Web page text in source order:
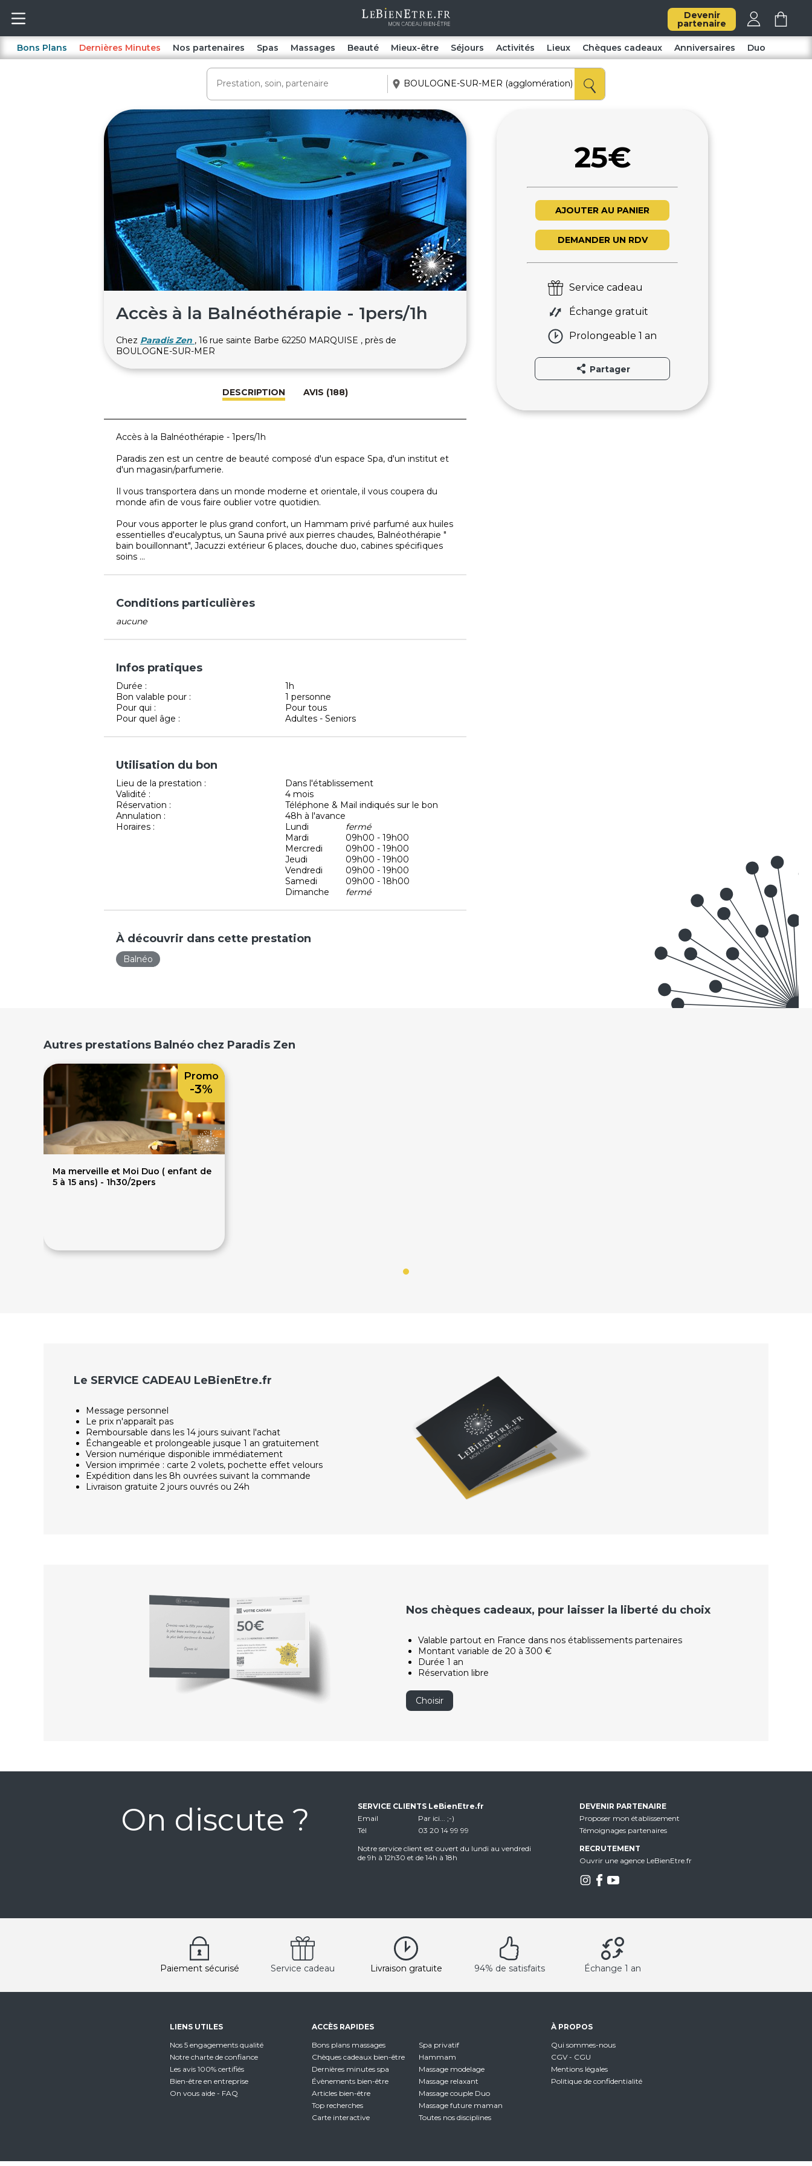
Devenir
partenaire
Bons Plans Dernières Minutes Nos partenaires Spas Massages Beauté Mieux-être Séjours Activités Lieux Chèques cadeaux Anniversaires Duo
Accès à la Balnéothérapie - 1pers/1h
Chez Paradis Zen , 16 rue sainte Barbe 62250 MARQUISE , près de
BOULOGNE-SUR-MER
DESCRIPTION AVIS (188)
Accès à la Balnéothérapie - 1pers/1h
Paradis zen est un centre de beauté composé d'un espace Spa, d'un institut et
d'un magasin/parfumerie.
Il vous transportera dans un monde moderne et orientale, il vous coupera du
monde afin de vous faire oublier votre quotidien.
Pour vous apporter le plus grand confort, un Hammam privé parfumé aux huiles
essentielles d'eucalyptus, un Sauna privé aux pierres chaudes, Balnéothérapie "
bain bouillonnant", Jacuzzi extérieur 6 places, douche duo, cabines spécifiques
soins ...
Conditions particulières
aucune
Infos pratiques
Durée :
1h
Bon valable pour :
1 personne
Pour qui :
Pour tous
Pour quel âge :
Adultes - Seniors
Utilisation du bon
Lieu de la prestation :
Dans l'établissement
Validité :
4 mois
Réservation :
Téléphone & Mail indiqués sur le bon
Annulation :
48h à l'avance
Horaires :
Lundi
fermé
Mardi
09h00 - 19h00
Mercredi
09h00 - 19h00
Jeudi
09h00 - 19h00
Vendredi
09h00 - 19h00
Samedi
09h00 - 18h00
Dimanche
fermé
À découvrir dans cette prestation
Balnéo
25€
AJOUTER AU PANIER
DEMANDER UN RDV
Service cadeau
Échange gratuit
Prolongeable 1 an
Partager
Autres prestations Balnéo chez Paradis Zen
Ma merveille et Moi Duo ( enfant de
5 à 15 ans) - 1h30/2pers
Promo
-3%
Le SERVICE CADEAU LeBienEtre.fr
Message personnel
Le prix n'apparaît pas
Remboursable dans les 14 jours suivant l'achat
Échangeable et prolongeable jusque 1 an gratuitement
Version numérique disponible immédiatement
Version imprimée : carte 2 volets, pochette effet velours
Expédition dans les 8h ouvrées suivant la commande
Livraison gratuite 2 jours ouvrés ou 24h
Nos chèques cadeaux, pour laisser la liberté du choix
Valable partout en France dans nos établissements partenaires
Montant variable de 20 à 300 €
Durée 1 an
Réservation libre
Choisir
On discute ?
SERVICE CLIENTS LeBienEtre.fr
Email
Par ici... ;-)
Tél
03 20 14 99 99
Notre service client est ouvert du lundi au vendredi
de 9h à 12h30 et de 14h à 18h
DEVENIR PARTENAIRE
Proposer mon établissement
Témoignages partenaires
RECRUTEMENT
Ouvrir une agence LeBienEtre.fr
Paiement sécurisé Service cadeau Livraison gratuite 94% de satisfaits Échange 1 an
LIENS UTILES
Nos 5 engagements qualité
Notre charte de confiance
Les avis 100% certifiés
Bien-être en entreprise
On vous aide - FAQ
ACCÈS RAPIDES
Bons plans massages
Chèques cadeaux bien-être
Dernières minutes spa
Évènements bien-être
Articles bien-être
Top recherches
Carte interactive
Spa privatif
Hammam
Massage modelage
Massage relaxant
Massage couple Duo
Massage future maman
Toutes nos disciplines
À PROPOS
Qui sommes-nous
CGV - CGU
Mentions légales
Politique de confidentialité